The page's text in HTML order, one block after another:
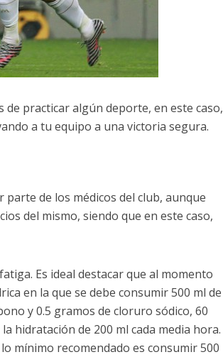
practicar algún deporte, en este caso,
a tu equipo a una victoria segura.
de los médicos del club, aunque
del mismo, siendo que en este caso,
Es ideal destacar que al momento
en la que se debe consumir 500 ml de
y 0.5 gramos de cloruro sódico, 60
hidratación de 200 ml cada media hora.
mínimo recomendado es consumir 500